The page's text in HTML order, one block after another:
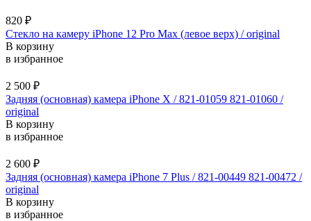
820 ₽
Стекло на камеру iPhone 12 Pro Max (левое верх) / original
В корзину
в избранное
2 500 ₽
Задняя (основная) камера iPhone X / 821-01059 821-01060 /
original
В корзину
в избранное
2 600 ₽
Задняя (основная) камера iPhone 7 Plus / 821-00449 821-00472 /
original
В корзину
в избранное